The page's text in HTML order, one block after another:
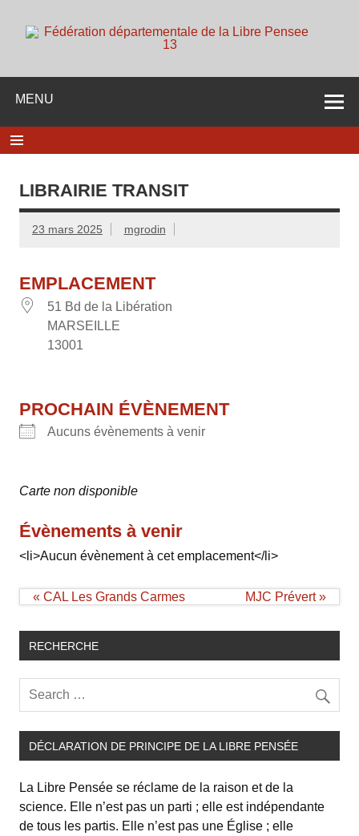
content
dieu ni maitre
MENU
LIBRAIRIE TRANSIT
23 mars 2025 mgrodin
EMPLACEMENT
51 Bd de la Libération
MARSEILLE
13001
PROCHAIN ÉVÈNEMENT
Aucuns évènements à venir
Carte non disponible
Évènements à venir
<li>Aucun évènement à cet emplacement</li>
Navigation
de
« CAL Les Grands Carmes MJC Prévert »
RECHERCHE
DÉCLARATION DE PRINCIPE DE LA LIBRE PENSÉE
La Libre Pensée se réclame de la raison et de la
science. Elle n’est pas un parti ; elle est indépendante
de tous les partis. Elle n’est pas une Église ; elle